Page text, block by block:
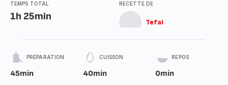
TEMPS TOTAL
1h 25min
RECETTE DE
Tefal
PRÉPARATION
45min
CUISSON
40min
REPOS
0min